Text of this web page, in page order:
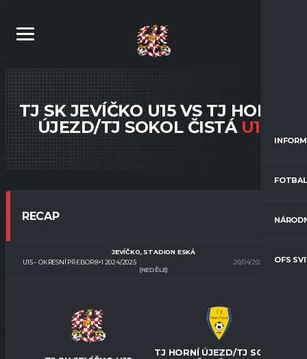
OFS
TJ SK JEVÍČKO U15 VS TJ HORNÍ
ÚJEZD/TJ SOKOL ČISTÁ U15
RECAP
U15 – OKRESNÍ PŘEBOR 8+1 2024/2025
JEVÍČKO, STADION ESKÁ
20/04/2025
9:00
(NEDĚLE)
TJ HORNÍ ÚJEZD/TJ SOKOL